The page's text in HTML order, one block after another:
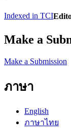
Indexed in TCI
Make a
Make a Submission
ภาษา
English
ภาษาไทย